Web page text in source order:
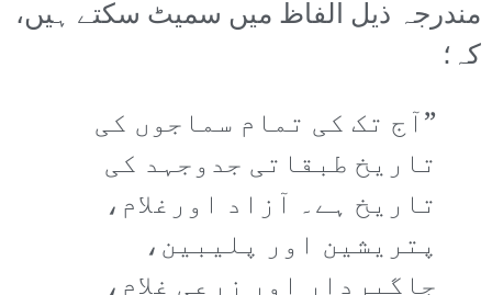
مندرجہ ذیل الفاظ میں سمیٹ سکتے ہیں،
کہ؛
”آج تک کی تمام سماجوں کی
تاریخ طبقاتی جدوجہد کی
تاریخ ہے۔ آزاد اورغلام،
پتریشین اور پلیبین،